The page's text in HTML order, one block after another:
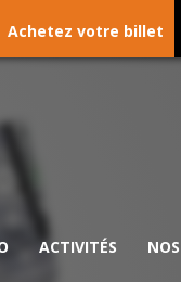
Achetez votre billet
ACTIVITÉS